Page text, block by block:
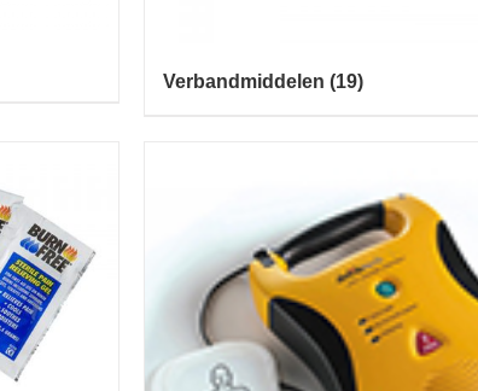
Verbandmiddelen (19)